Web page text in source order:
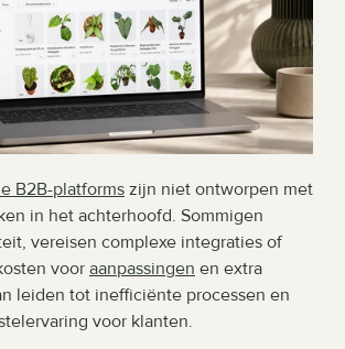
B2B-platforms zijn niet ontworpen met
in het achterhoofd. Sommigen
vereisen complexe integraties of
voor aanpassingen en extra
leiden tot inefficiënte processen en
voor klanten.